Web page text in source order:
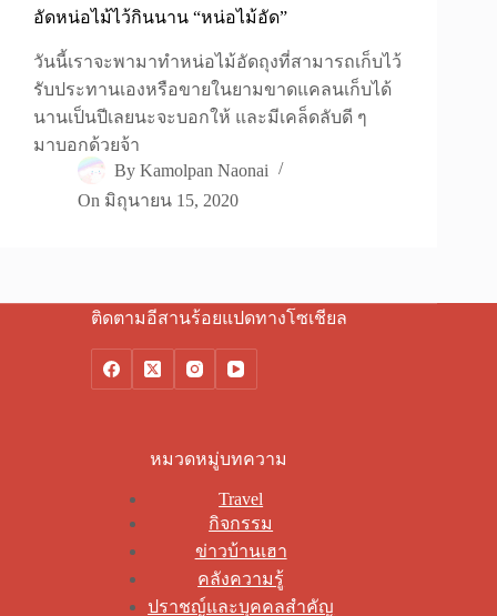
อัดหน่อไม้ไว้กินนาน “หน่อไม้อัด”
วันนี้เราจะพามาทำหน่อไม้อัดถุงที่สามารถเก็บไว้
รับประทานเองหรือขายในยามขาดแคลนเก็บได้
นานเป็นปีเลยนะจะบอกให้ และมีเคล็ดลับดี ๆ
มาบอกด้วยจ้า
By Kamolpan Naonai
On มิถุนายน 15, 2020
ติดตามอีสานร้อยแปดทางโซเชียล
หมวดหมู่บทความ
Travel
กิจกรรม
ข่าวบ้านเฮา
คลังความรู้
ปราชญ์และบุคคลสำคัญ